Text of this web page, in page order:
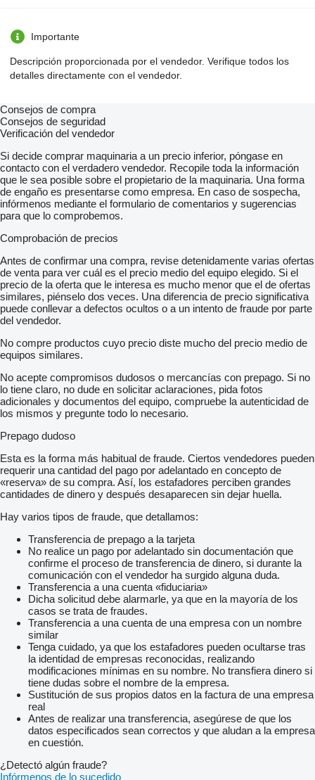
Importante
Descripción proporcionada por el vendedor. Verifique todos los
detalles directamente con el vendedor.
Consejos de compra
Consejos de seguridad
Verificación del vendedor
Si decide comprar maquinaria a un precio inferior, póngase en
contacto con el verdadero vendedor. Recopile toda la información
que le sea posible sobre el propietario de la maquinaria. Una forma
de engaño es presentarse como empresa. En caso de sospecha,
infórmenos mediante el formulario de comentarios y sugerencias
para que lo comprobemos.
Comprobación de precios
Antes de confirmar una compra, revise detenidamente varias ofertas
de venta para ver cuál es el precio medio del equipo elegido. Si el
precio de la oferta que le interesa es mucho menor que el de ofertas
similares, piénselo dos veces. Una diferencia de precio significativa
puede conllevar a defectos ocultos o a un intento de fraude por parte
del vendedor.
No compre productos cuyo precio diste mucho del precio medio de
equipos similares.
No acepte compromisos dudosos o mercancías con prepago. Si no
lo tiene claro, no dude en solicitar aclaraciones, pida fotos
adicionales y documentos del equipo, compruebe la autenticidad de
los mismos y pregunte todo lo necesario.
Prepago dudoso
Esta es la forma más habitual de fraude. Ciertos vendedores pueden
requerir una cantidad del pago por adelantado en concepto de
«reserva» de su compra. Así, los estafadores perciben grandes
cantidades de dinero y después desaparecen sin dejar huella.
Hay varios tipos de fraude, que detallamos:
Transferencia de prepago a la tarjeta
No realice un pago por adelantado sin documentación que
confirme el proceso de transferencia de dinero, si durante la
comunicación con el vendedor ha surgido alguna duda.
Transferencia a una cuenta «fiduciaria»
Dicha solicitud debe alarmarle, ya que en la mayoría de los
casos se trata de fraudes.
Transferencia a una cuenta de una empresa con un nombre
similar
Tenga cuidado, ya que los estafadores pueden ocultarse tras
la identidad de empresas reconocidas, realizando
modificaciones mínimas en su nombre. No transfiera dinero si
tiene dudas sobre el nombre de la empresa.
Sustitución de sus propios datos en la factura de una empresa
real
Antes de realizar una transferencia, asegúrese de que los
datos especificados sean correctos y que aludan a la empresa
en cuestión.
¿Detectó algún fraude?
Infórmenos de lo sucedido